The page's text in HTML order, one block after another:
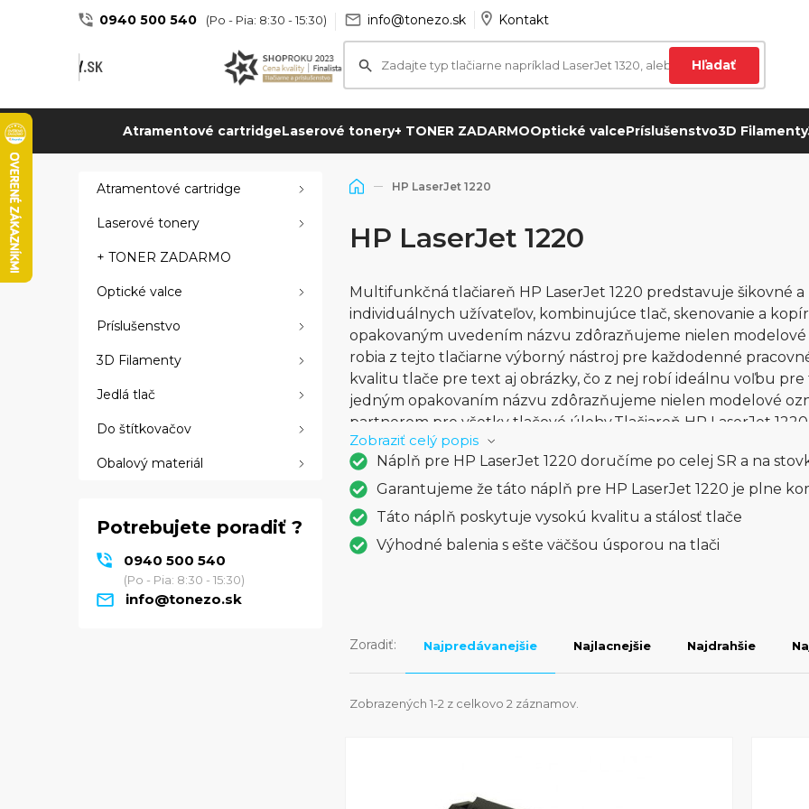
0940 500 540 (Po - Pia: 8:30 - 15:30) info@tonezo.sk Kontakt
Hľadať
Atramentové cartridgeLaserové tonery+ TONER ZADARMOOptické valcePríslušenstvo3D Filamenty
Atramentové cartridge
Laserové tonery
+ TONER ZADARMO
Optické valce
Príslušenstvo
3D Filamenty
Jedlá tlač
Do štítkovačov
Obalový materiál
Potrebujete poradiť ?
0940 500 540
(Po - Pia: 8:30 - 15:30)
info@tonezo.sk
HP LaserJet 1220
HP LaserJet 1220
Multifunkčná tlačiareň HP LaserJet 1220 predstavuje šikovné
individuálnych užívateľov, kombinujúce tlač, skenovanie a
opakovaným uvedením názvu zdôrazňujeme nielen modelové
robia z tejto tlačiarne výborný nástroj pre každodenné
kvalitu tlače pre text aj obrázky, čo z nej robí ideálnu voľbu
jedným opakovaním názvu zdôrazňujeme nielen modelové
partnerom pre všetky tlačové úlohy.Tlačiareň HP LaserJet
možnosťou rýchleho nastavenia a jednoduchého používania.
nielen modelové označenie, ale aj jednoduchosť obsluhy, čo
technicky zdatných užívateľov.Skenovacia funkcia tlačiarne
digitalizovanie dokumentov, s možnosťou skenovania do
zdôrazňujeme nielen modelové označenie, ale aj schopnosť
archiváciu dokumentov.Celkovo povedané, HP LaserJet 1220
spoľahlivý výkon a jednoduché používanie pre individuálnych
Zobraziť celý popis
Náplň pre HP LaserJet 1220 doručíme po celej SR a na
Garantujeme že táto náplň pre HP LaserJet 1220 je plne
Táto náplň poskytuje vysokú kvalitu a stálosť tlače
Výhodné balenia s ešte väčšou úsporou na tlači
Zoradiť: Najpredávanejšie Najlacnejšie Najdrahšie
Zobrazených 1-2 z celkovo 2 záznamov.